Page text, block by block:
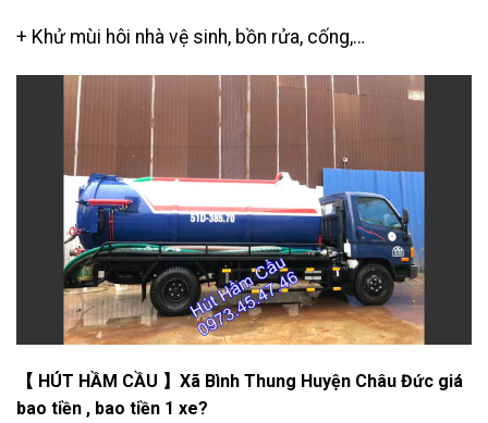
+ Khử mùi hôi nhà vệ sinh, bồn rửa, cống,…
【 HÚT HẦM CẦU 】Xã Bình Thung Huyện Châu Đức giá
bao tiền , bao tiền 1 xe?